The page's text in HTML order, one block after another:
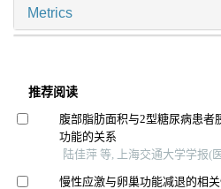
Metrics
推荐阅读
腹部脂肪面积与2型糖尿病患者
功能的关系
陆佳萍 等, 上海交通大学学报(
慢性应激与卵巢功能减退的相